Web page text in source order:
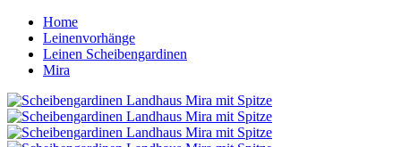
Home
Leinenvorhänge
Leinen Scheibengardinen
Mira